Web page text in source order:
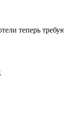
теперь